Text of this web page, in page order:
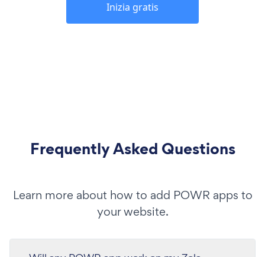
Inizia gratis
Frequently Asked Questions
Learn more about how to add POWR apps to
your website.